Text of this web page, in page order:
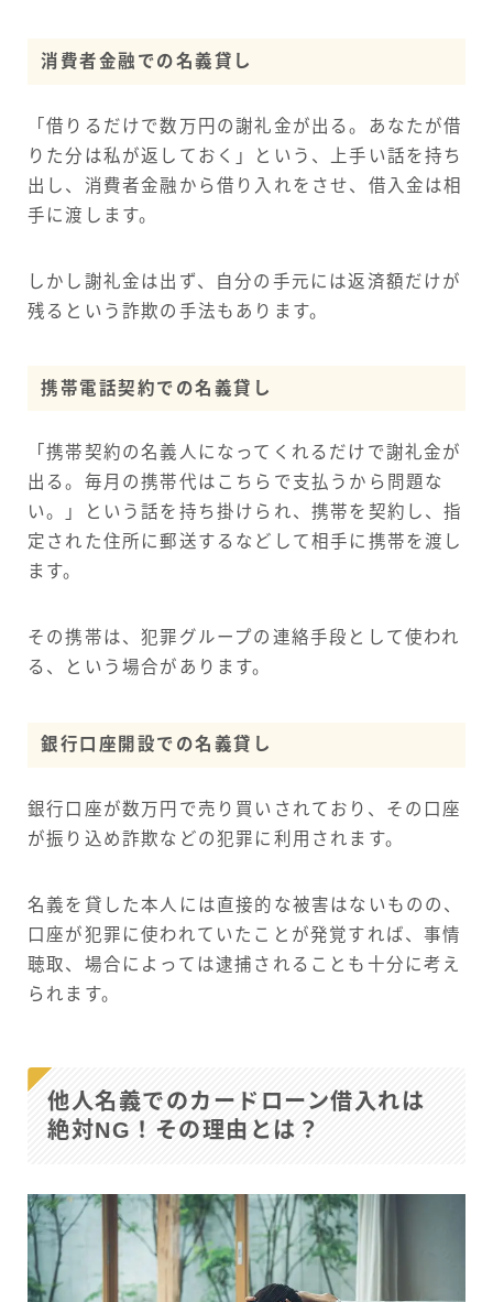
消費者金融での名義貸し
「借りるだけで数万円の謝礼金が出る。あなたが借
りた分は私が返しておく」という、上手い話を持ち
出し、消費者金融から借り入れをさせ、借入金は相
手に渡します。
しかし謝礼金は出ず、自分の手元には返済額だけが
残るという詐欺の手法もあります。
携帯電話契約での名義貸し
「携帯契約の名義人になってくれるだけで謝礼金が
出る。毎月の携帯代はこちらで支払うから問題な
い。」という話を持ち掛けられ、携帯を契約し、指
定された住所に郵送するなどして相手に携帯を渡し
ます。
その携帯は、犯罪グループの連絡手段として使われ
る、という場合があります。
銀行口座開設での名義貸し
銀行口座が数万円で売り買いされており、その口座
が振り込め詐欺などの犯罪に利用されます。
名義を貸した本人には直接的な被害はないものの、
口座が犯罪に使われていたことが発覚すれば、事情
聴取、場合によっては逮捕されることも十分に考え
られます。
他人名義でのカードローン借入れは
絶対NG！その理由とは？